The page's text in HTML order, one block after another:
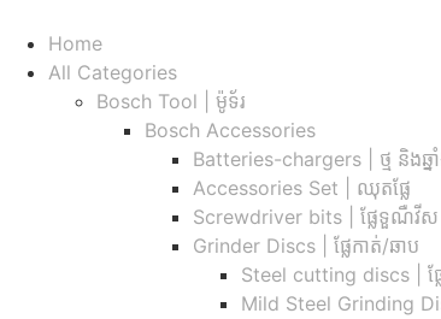
Home
All Categories
Bosch Tool | ម៉ូទ័រ
Bosch Accessories
Batteries-chargers | ថ្ម និងឆ្ន
Accessories Set | ឈុតផ្លែ
Screwdriver bits | ផ្លែទួណឺវីស
Grinder Discs |​ ផ្លែកាត់/ឆាប
Steel cutting discs |​ ផ្ល
Mild Steel Grinding